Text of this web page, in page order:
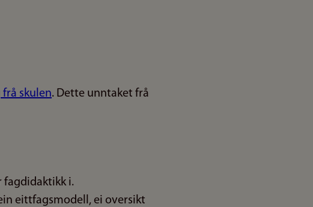
skulen. Dette unntaket frå
fagdidaktikk i.
eittfagsmodell, ei oversikt